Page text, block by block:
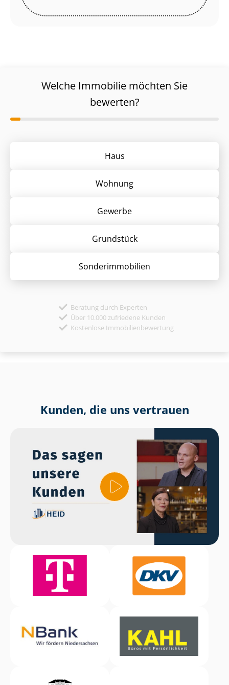
Welche Immobilie möchten Sie
bewerten?
Haus
Wohnung
Gewerbe
Grund­stück
Sonder­immobilien
Beratung durch Experten
Über 10.000 zufriedene Kunden
Kostenlose Immobilienbewertung
Kunden, die uns vertrauen